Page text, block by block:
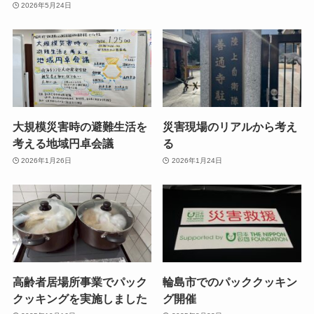
2026年5月24日
大規模災害時の避難生活を
考える地域円卓会議
2026年1月26日
災害現場のリアルから考え
る
2026年1月24日
高齢者居場所事業でパック
クッキングを実施しました
輪島市でのパッククッキン
グ開催